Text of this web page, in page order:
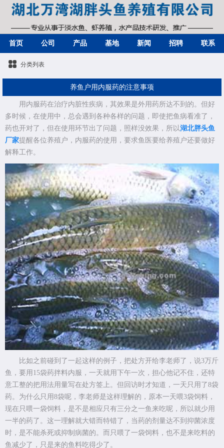
首页 公司 产品 基地 新闻 招聘 联系
分类列表
养鱼户用内服药的注意事项
用内服药在治疗内脏性疾病，其效果是外用药所达不到的。但好
多时候，在使用中，总会遇到各种各样的问题，即使把鱼病看准了，
药也开对了，但在使用环节出了问题，照样没效果，所以湖北胖头鱼
厂家提醒各位养殖户，内服药的使用，要求鱼医要给养殖户还要做好
解释工作。
比如之前碰到了一起这样的例子，把处方开给李老师了，说3万斤
鱼，要用15袋药拌料内服，一天就用下午一次，担心他记不住，还特
意工整的把用法用量写在处方签上。但回访时才知道，一天只用了8袋
药。为什么只用8袋呢，李老师是这样理解的，原本一天喂3袋饲料，
现在只喂一袋饲料，是不是相应只有三分之一鱼来吃呢，所以就少用
一半的药了。这一理解就大错而特错了，当药的剂量达不到抑菌浓度
时，是不能杀死或抑制病菌的。而只喂了一袋饲料，也不是来吃料的
鱼减少了，只是来的鱼料吃得少了。